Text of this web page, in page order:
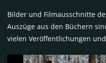
Bilder und Filmausschnitte
Auszüge aus den Büchern
vielen Veröffentlichungen